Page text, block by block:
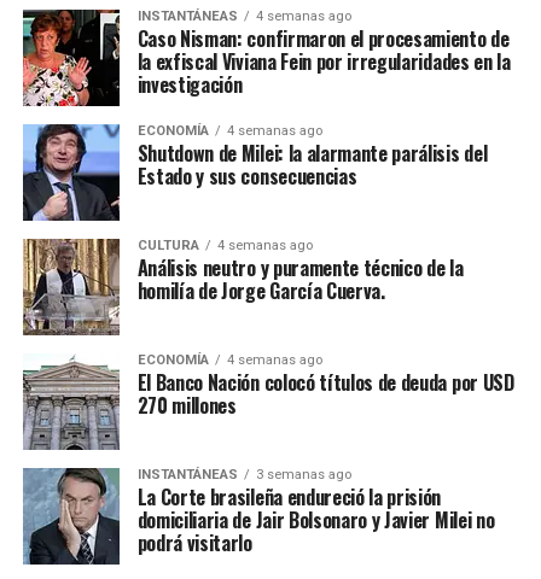
INSTANTÁNEAS 4 semanas ago
Caso Nisman: confirmaron el procesamiento de
la exfiscal Viviana Fein por irregularidades en la
investigación
ECONOMÍA 4 semanas ago
Shutdown de Milei: la alarmante parálisis del
Estado y sus consecuencias
CULTURA 4 semanas ago
Análisis neutro y puramente técnico de la
homilía de Jorge García Cuerva.
ECONOMÍA 4 semanas ago
El Banco Nación colocó títulos de deuda por USD
270 millones
INSTANTÁNEAS 3 semanas ago
La Corte brasileña endureció la prisión
domiciliaria de Jair Bolsonaro y Javier Milei no
podrá visitarlo